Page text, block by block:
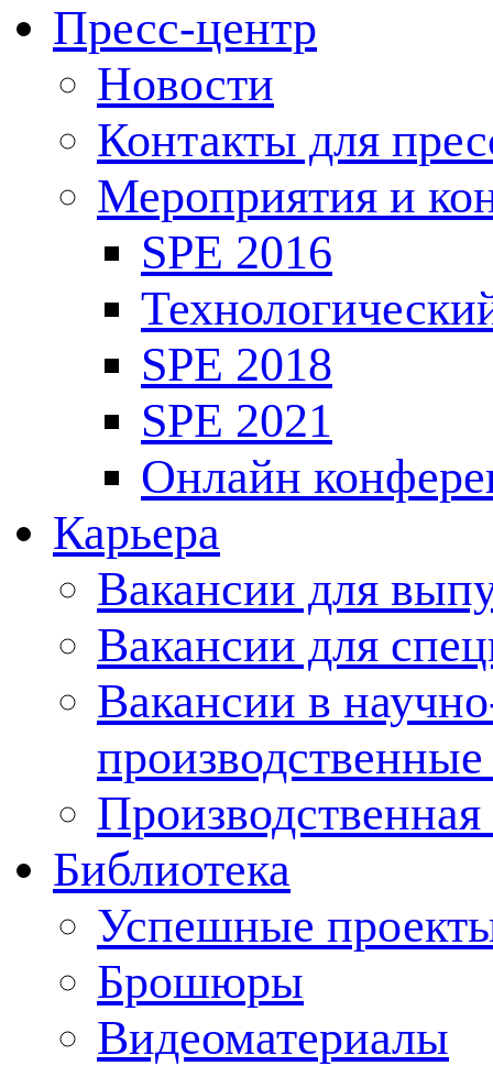
Пресс-центр
Новости
Контакты для
Мероприятия и
SPE 2016
SPE 2018
SPE 2021
Онлайн
Карьера
Вакансии для
Вакансии для
Вакансии в
Производственная
Библиотека
Успешные
Брошюры
Видеоматериалы